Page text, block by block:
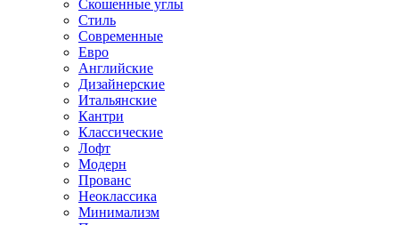
Скошенные углы
Стиль
Современные
Евро
Английские
Дизайнерские
Итальянские
Кантри
Классические
Лофт
Модерн
Прованс
Неоклассика
Минимализм